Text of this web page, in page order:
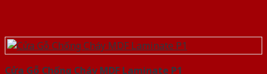
Cửa Gỗ Chống Cháy MDF Laminate P1